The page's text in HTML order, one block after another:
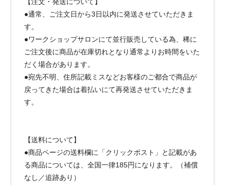
●通常、ご注文日から3日以内に発送させていただきま
す。
●ワークショップサロンにて並行販売している為、稀に
ご注文後に商品が在庫切れとなり通常よりお時間をいた
だく場合があります。
●宛先不明、住所記載ミスなどお客様のご都合で商品が
戻ってきた場合は着払いにて再発送させていただきま
す。
【送料について】
●商品ページの送料欄に「クリックポスト」と記載があ
る商品については、全国一律185円になります。（補償
なし／追跡あり）